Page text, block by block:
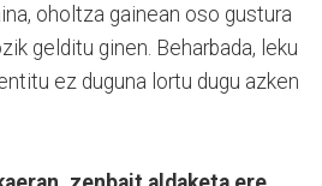
oholtza gainean oso gustura
gelditu ginen. Beharbada, leku
ez duguna lortu dugu azken